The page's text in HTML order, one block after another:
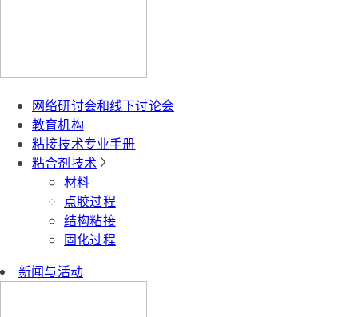
网络研讨会和线下讨论会
教育机构
粘接技术专业手册
粘合剂技术
材料
点胶过程
结构粘接
固化过程
新闻与活动